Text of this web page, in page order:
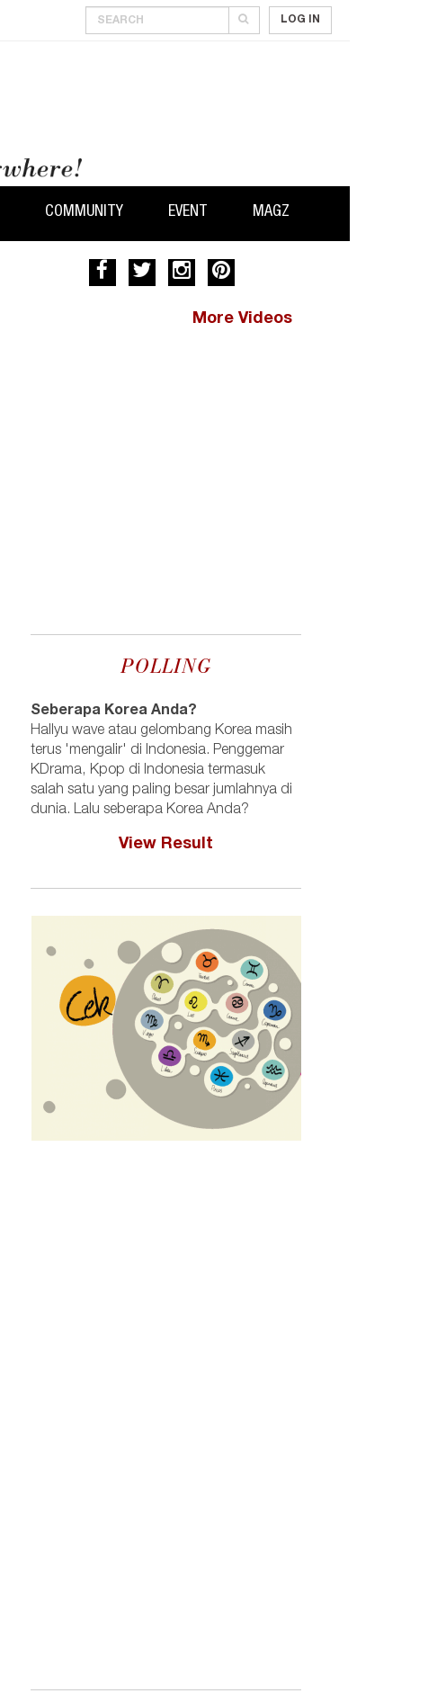
LOG IN
COMMUNITY EVENT MAGZ
More Videos
POLLING
Seberapa Korea Anda?
Hallyu wave atau gelombang Korea masih
terus 'mengalir' di Indonesia. Penggemar
KDrama, Kpop di Indonesia termasuk
salah satu yang paling besar jumlahnya di
dunia. Lalu seberapa Korea Anda?
View Result